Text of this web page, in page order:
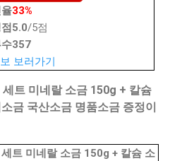
33%
5.0/5점
357
보러가기
트 미네랄 소금 150g + 칼슘
금 국산소금 명품소금 증정이
트 미네랄 소금 150g + 칼슘 소